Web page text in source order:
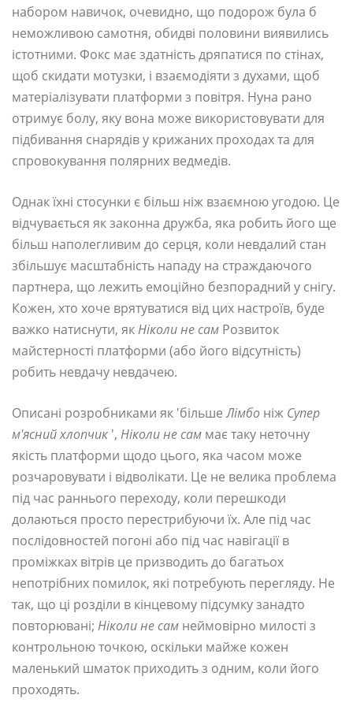
набором навичок, очевидно, що подорож була б
неможливою самотня, обидві половини виявились
істотними. Фокс має здатність дряпатися по стінах,
щоб скидати мотузки, і взаємодіяти з духами, щоб
матеріалізувати платформи з повітря. Нуна рано
отримує болу, яку вона може використовувати для
підбивання снарядів у крижаних проходах та для
спровокування полярних ведмедів.
Однак їхні стосунки є більш ніж взаємною угодою. Це
відчувається як законна дружба, яка робить його ще
більш наполегливим до серця, коли невдалий стан
збільшує масштабність нападу на страждаючого
партнера, що лежить емоційно безпорадний у снігу.
Кожен, хто хоче врятуватися від цих настроїв, буде
важко натиснути, якНіколи не сам Розвиток
майстерності платформи (або його відсутність)
робить невдачу невдачею.
Описані розробниками як 'більшеЛімбо ніж Супер
м'ясний хлопчик ', Ніколи не сам має таку неточну
якість платформи щодо цього, яка часом може
розчаровувати і відволікати. Це не велика проблема
під час раннього переходу, коли перешкоди
долаються просто перестрибуючи їх. Але під час
послідовностей погоні або під час навігації в
проміжках вітрів це призводить до багатьох
непотрібних помилок, які потребують перегляду. Не
так, що ці розділи в кінцевому підсумку занадто
повторювані; Ніколи не сам неймовірно милості з
контрольною точкою, оскільки майже кожен
маленький шматок приходить з одним, коли його
проходять.